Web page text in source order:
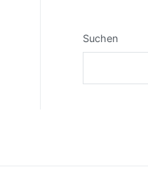
Suchen